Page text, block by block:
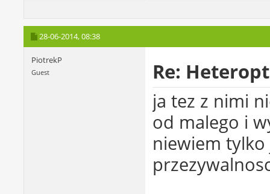
28-06-2014,08:38
PiotrekP
Guest Re:
ja tez z nimi
od malego i
niewiem tylko